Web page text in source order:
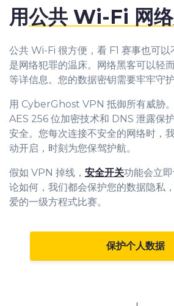
用公共 Wi-Fi 网络
公共 Wi-Fi 很方便，看 F1 赛事也可
是网络犯罪的温床。网络黑客可以轻
等详信息。您的数据密钥需要牢牢守护
用 CyberGhost VPN 抵御所有威胁
AES 256 位加密技术和 DNS 泄露保
安全。您每次连接不安全的网络时，
动开启，时刻为您保驾护航。
假如 VPN 掉线， 安全开关功能会立
论如何，我们都会保护您的数据隐私
爱的一级方程式比赛。
保护个人数据